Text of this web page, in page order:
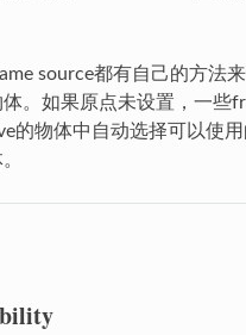
source都有自己的方法
。如果原点未设置，一些
的物体中自动选择可以使用